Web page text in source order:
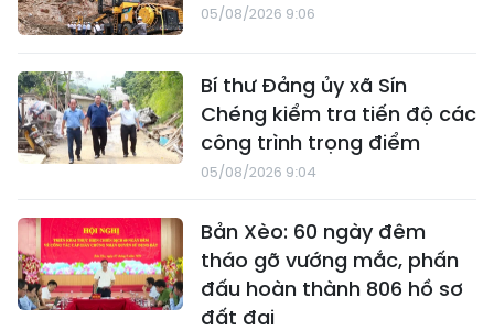
05/08/2026 9:06
Bí thư Đảng ủy xã Sín
Chéng kiểm tra tiến độ các
công trình trọng điểm
05/08/2026 9:04
Bản Xèo: 60 ngày đêm
tháo gỡ vướng mắc, phấn
đấu hoàn thành 806 hồ sơ
đất đai